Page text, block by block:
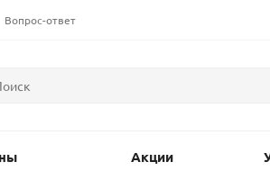
Вопрос-ответ
Акции